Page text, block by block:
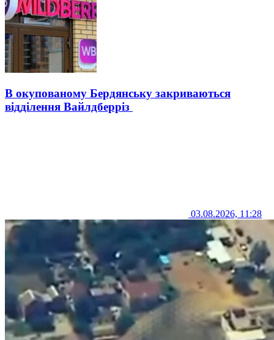
В окупованому Бердянську закриваються
відділення Вайлдберріз
03.08.2026, 11:28